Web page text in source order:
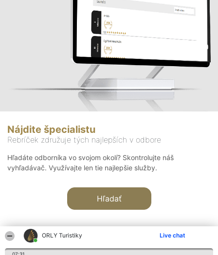
ORLY Turistiky Live chat
Nájdite špecialistu
Rebríček združuje tých najlepších v odbore
Hľadáte odborníka vo svojom okolí? Skontrolujte náš
vyhľadávač. Využívajte len tie najlepšie služby.
Hľadať